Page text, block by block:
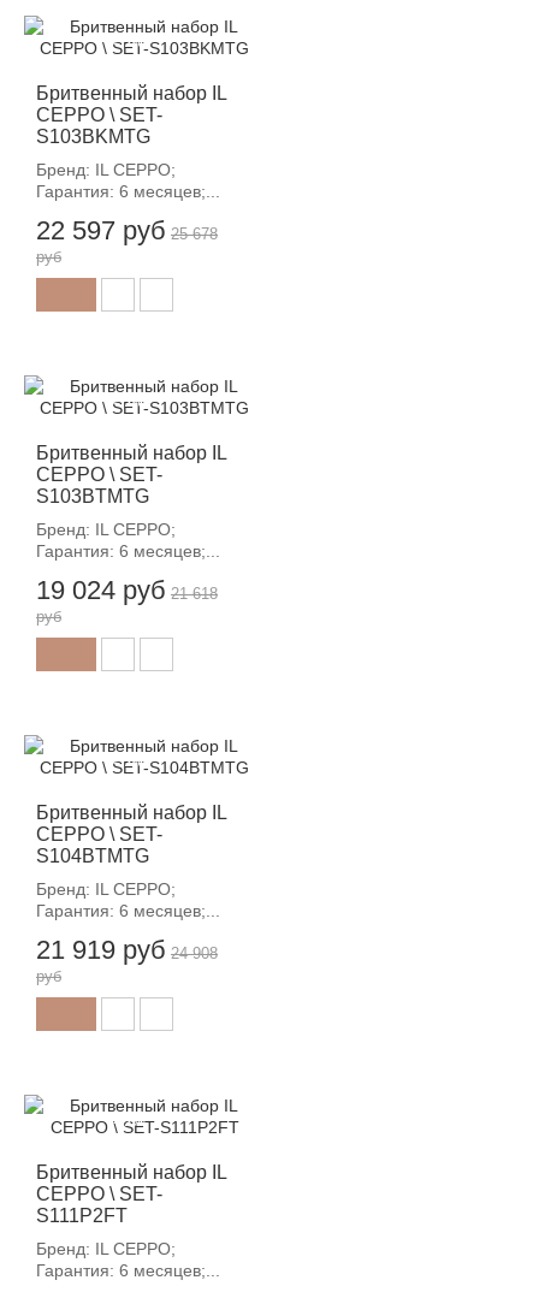
Бритвенный набор IL
CEPPO \ SET-
S103BKMTG
Бренд: IL CEPPO;
Гарантия: 6 месяцев;...
22 597 руб
-12%
25 678
руб
Бритвенный набор IL
CEPPO \ SET-
S103BTMTG
Бренд: IL CEPPO;
Гарантия: 6 месяцев;...
19 024 руб
-12%
21 618
руб
Бритвенный набор IL
CEPPO \ SET-
S104BTMTG
Бренд: IL CEPPO;
Гарантия: 6 месяцев;...
21 919 руб
-12%
24 908
руб
Бритвенный набор IL
CEPPO \ SET-
S111P2FT
Бренд: IL CEPPO;
Гарантия: 6 месяцев;...
-12%